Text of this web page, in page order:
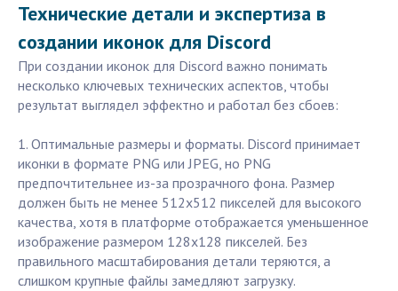
Технические детали и экспертиза в
создании иконок для Discord
При создании иконок для Discord важно понимать
несколько ключевых технических аспектов, чтобы
результат выглядел эффектно и работал без сбоев:
1. Оптимальные размеры и форматы. Discord принимает
иконки в формате PNG или JPEG, но PNG
предпочтительнее из-за прозрачного фона. Размер
должен быть не менее 512x512 пикселей для высокого
качества, хотя в платформе отображается уменьшенное
изображение размером 128x128 пикселей. Без
правильного масштабирования детали теряются, а
слишком крупные файлы замедляют загрузку.